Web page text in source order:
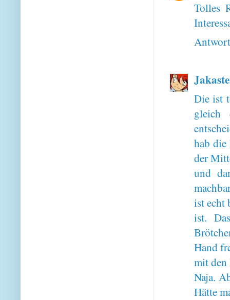
Tolles
Die ist
gleich
hab
der
und
ist echt
ist.
Hand
mit den
Naja.
Hätte